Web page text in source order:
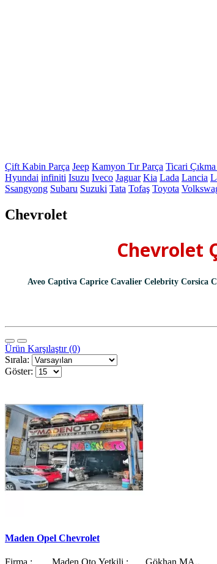
Çift Kabin Parça Jeep Kamyon Tır Parça Ticari Çıkma
Hyundai infiniti Isuzu Iveco Jaguar Kia Lada Lancia
Ssangyong Subaru Suzuki Tata Tofaş Toyota
Chevrolet
Chevrolet
Aveo Captiva Caprice Cavalier Celebrity Corsica
Ürün Karşılaştır (0)
Sırala:
Göster:
Maden Opel Chevrolet